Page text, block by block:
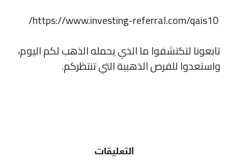
تابعونا لتكتشفوا ما الذي يحمله الذهب لكم اليوم،
واستعدوا للفرص الذهبية التي تنتظركم.
التعليقات